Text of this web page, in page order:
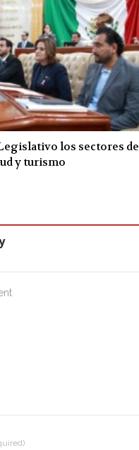
los sectores de
y turismo